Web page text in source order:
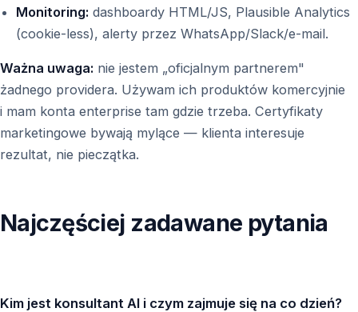
Monitoring: dashboardy HTML/JS, Plausible Analytics
(cookie-less), alerty przez WhatsApp/Slack/e-mail.
Ważna uwaga: nie jestem „oficjalnym partnerem"
żadnego providera. Używam ich produktów komercyjnie
i mam konta enterprise tam gdzie trzeba. Certyfikaty
marketingowe bywają mylące — klienta interesuje
rezultat, nie pieczątka.
Najczęściej zadawane pytania
Kim jest konsultant AI i czym zajmuje się na co dzień?